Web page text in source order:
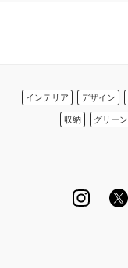
インテリア デザイン
収納
グリーン